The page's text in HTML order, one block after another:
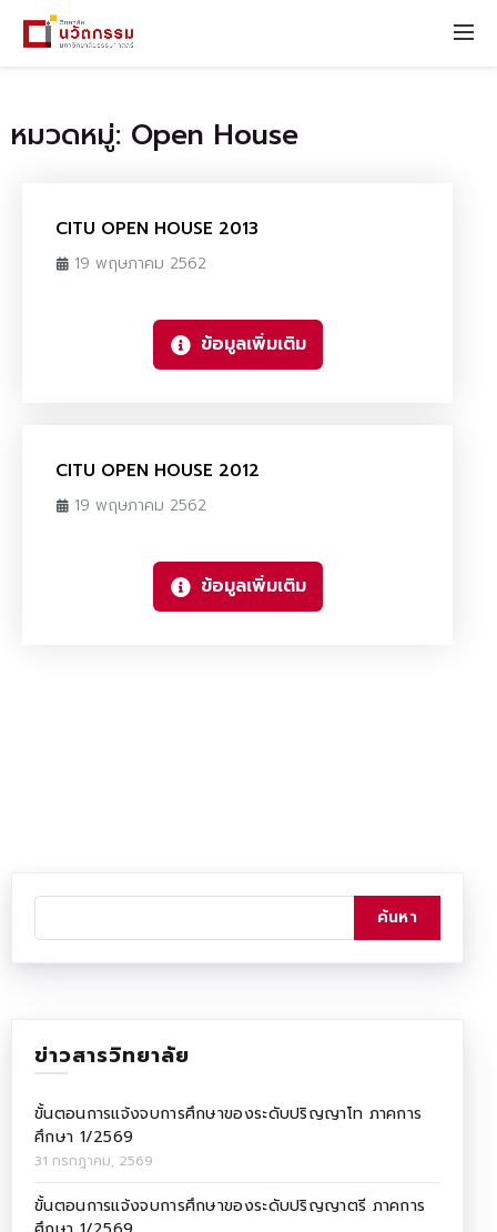
หมวดหมู่: Open House
CITU OPEN HOUSE 2013
19 พฤษภาคม 2562
ข้อมูลเพิ่มเติม
CITU OPEN HOUSE 2012
19 พฤษภาคม 2562
ข้อมูลเพิ่มเติม
ข่าวสารวิทยาลัย
ขั้นตอนการแจ้งจบการศึกษาของระดับปริญญาโท ภาคการ
ศึกษา 1/2569
31 กรกฎาคม, 2569
ขั้นตอนการแจ้งจบการศึกษาของระดับปริญญาตรี ภาคการ